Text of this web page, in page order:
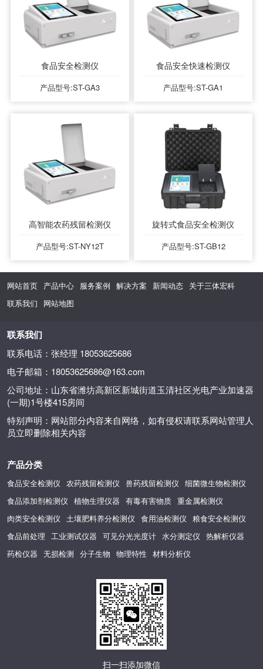
食品安全检测仪
产品型号:ST-GA3
食品安全快速检测仪
产品型号:ST-GA1
高智能农药残留检测仪
产品型号:ST-NY12T
旋转式食品安全检测仪
产品型号:ST-GB12
网站首页 产品中心 服务案例 解决方案 新闻动态 关于三体宏科
联系我们
网站地图
联系我们
联系电话：张经理 18053625686
电子邮箱：18053625686@163.com
公司地址：山东省潍坊高新区新城街道玉清社区光电产业加速器
(一期)1号楼415房间
特别声明：网站部分内容来自网络，如有侵权请联系网站管理人
员立即删除相关内容
产品分类
食品安全检测仪 农药残留检测仪 兽药残留检测仪 细菌微生物检测仪
食品添加剂检测仪 植物生理仪器 有毒有害物质 重金属检测仪
肉类安全检测仪
土壤肥料养分检测仪 食用油检测仪 粮食安全检测仪
食品前处理
工业测试仪器 可见分光光度计 水分测定仪 热解析仪器
药检仪器 无损检测 分子生物 物理特性 材料分析仪
扫一扫添加微信